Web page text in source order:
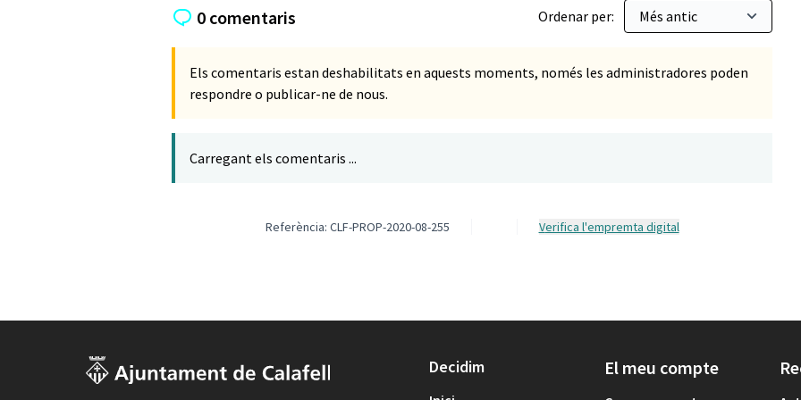
0 comentaris Ordenar per:
Els comentaris estan deshabilitats en aquests moments, només les administradores poden
respondre o publicar-ne de nous.
Carregant els comentaris ...
Referència: CLF-PROP-2020-08-255 Verifica l'empremta digital
Decidim El meu compte